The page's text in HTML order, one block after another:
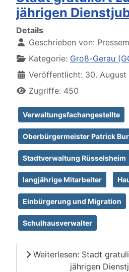
jährigen
Details
Geschrieben von:
Kategorie: Groß-Gerau
Veröffentlicht: 30.
Zugriffe: 450
Verwaltungsfachangestellte
Oberbürgermeister Patrick
Stadtverwaltung Rüsselsheim
langjährige Mitarbeiter
Einbürgerung und Migration
Schulhausverwalter
Weiterlesen: Stadt
jährigen